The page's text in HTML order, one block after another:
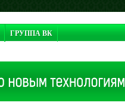
ГРУППА ВК